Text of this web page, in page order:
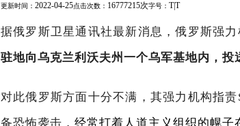
更新时间： 2022-04-25点击次数： 16777215次字号： T|T
据俄罗斯卫星通讯社最新消息，俄罗斯强
驻地向乌克兰利沃夫州一个乌军基地内，投
对此俄罗斯方面十分不满，其强力机构指
备恐怖袭击， 经常打着人道主义组织的幌子